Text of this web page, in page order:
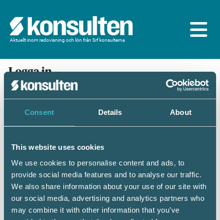
Consent Details About
This website uses cookies
We use cookies to personalise content and ads, to
provide social media features and to analyse our traffic.
We also share information about your use of our site with
our social media, advertising and analytics partners who
may combine it with other information that you’ve
Aktuellt inom redovisning och lön från Srf konsulterna
Logga in
En prenumeration ingår för dig som är
medlem/ansluten till Srf konsulterna. Du loggar in
med BankID eller samma lösenord som du har på
Mobilt BankID
Personnummer(ÅÅÅÅMMDDNNNN)